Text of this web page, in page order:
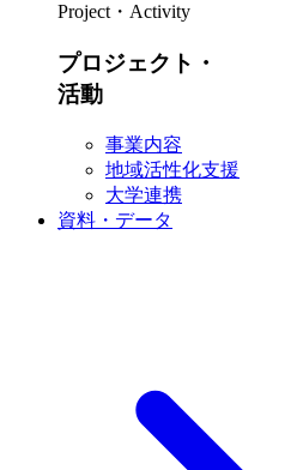
Project・Activity
プロジェクト・
活動
事業内容
地域活性化支援
大学連携
資料・データ